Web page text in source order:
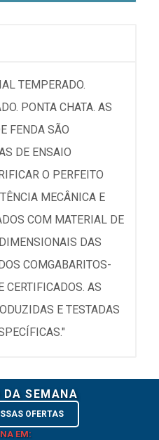
TEMPERADO.
PONTA CHATA. AS
FENDA SÃO
DE ENSAIO
O PERFEITO
MECÂNICA E
COM MATERIAL DE
DAS
COMGABARITOS-
CERTIFICADOS. AS
E TESTADAS
DA SEMANA
OFERTAS
EM: